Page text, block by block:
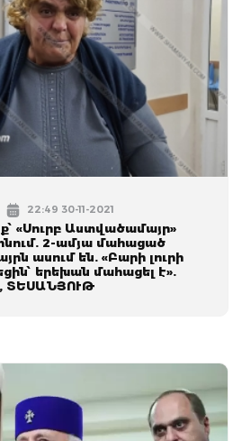
22:49 30-11-2021
«Սուրբ Աստվածամայր»
2-ամյա մահացած
ասում են. «Բարի լուրի
երեխան մահացել է».
ՏԵՍԱՆՅՈՒԹ